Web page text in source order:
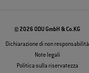
© 2026 ODU GmbH & Co.KG
Dichiarazione di non responsabilità
Note legali
Politica sulla riservatezza